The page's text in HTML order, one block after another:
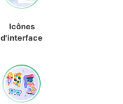
Icônes
d'interface